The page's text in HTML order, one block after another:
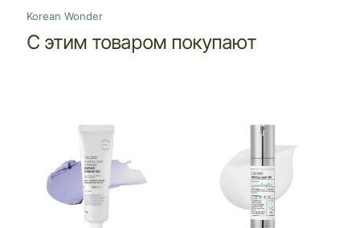
Korean Wonder
С этим товаром покупают